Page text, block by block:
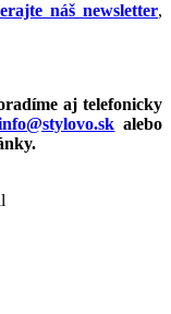
náš newsletter,
aj telefonicky
alebo